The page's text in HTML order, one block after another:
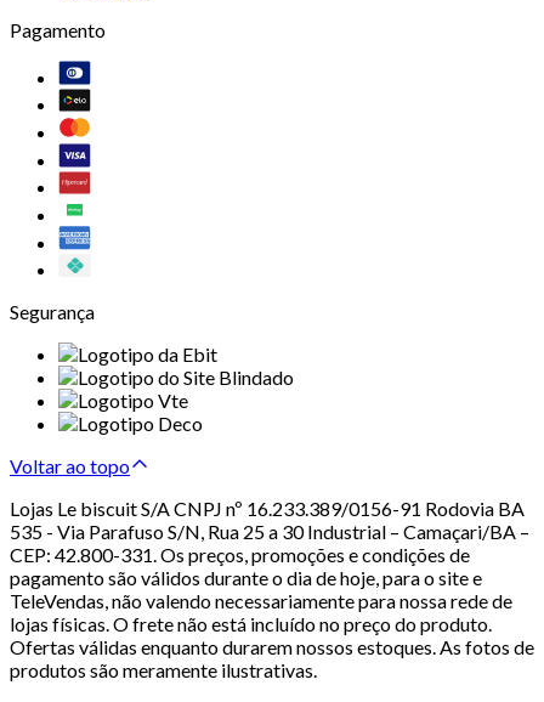
Pagamento
Segurança
Voltar ao topo
Lojas Le biscuit S/A CNPJ nº 16.233.389/0156-91 Rodovia BA
535 - Via Parafuso S/N, Rua 25 a 30 Industrial – Camaçari/BA –
CEP: 42.800-331. Os preços, promoções e condições de
pagamento são válidos durante o dia de hoje, para o site e
TeleVendas, não valendo necessariamente para nossa rede de
lojas físicas. O frete não está incluído no preço do produto.
Ofertas válidas enquanto durarem nossos estoques. As fotos de
produtos são meramente ilustrativas.